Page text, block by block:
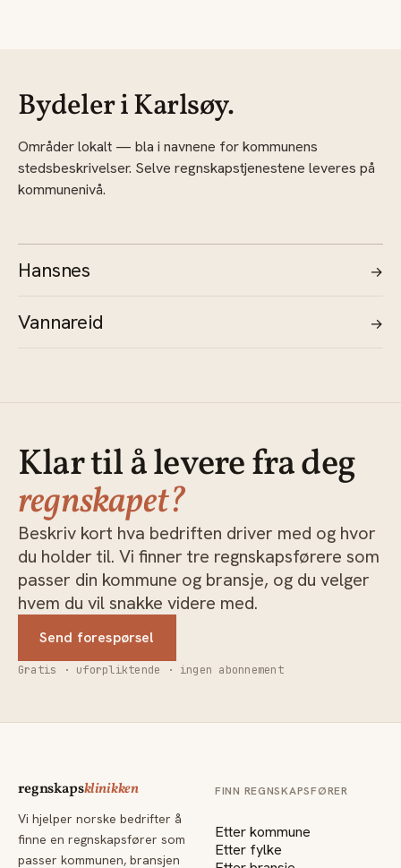
Bydeler i Karlsøy.
Områder lokalt — bla i navnene for kommunens
stedsbeskrivelser. Selve regnskapstjenestene leveres på
kommunenivå.
Hansnes →
Vannareid →
Klar til å levere fra deg
regnskapet?
Beskriv kort hva bedriften driver med og hvor
du holder til. Vi finner tre regnskapsførere som
passer din kommune og bransje, og du velger
hvem du vil snakke videre med.
Send forespørsel
Gratis · uforpliktende · ingen abonnement
regnskapsklinikken
Vi hjelper norske bedrifter å
finne en regnskapsfører som
passer kommunen, bransjen
FINN REGNSKAPSFØRER
Etter kommune
Etter fylke